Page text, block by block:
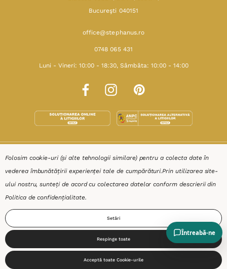
Bucureşti 040151
office@stephanus.ro
0748 065 431
Luni - Vineri: 10:00 - 18:30, Sâmbăta: 10:00 - 14:00
SHOP
RESURSE
AJUTOR
DESPRE
Folosim cookie-uri (și alte tehnologii similare) pentru a colecta date în
vederea îmbunătățirii experienței tale de cumpărături.Prin utilizarea site-
ului nostru, sunteți de acord cu colectarea datelor conform descrierii din
Politica de confidențialitate.
Setări
Respinge toate
Acceptă toate Cookie-urile